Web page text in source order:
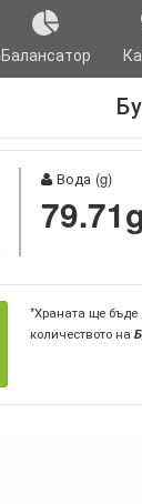
Балансатор
Вода (g)
79.71g
*Храната ще
количеството на